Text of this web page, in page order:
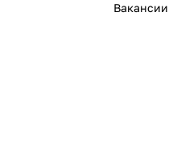
Вакансии